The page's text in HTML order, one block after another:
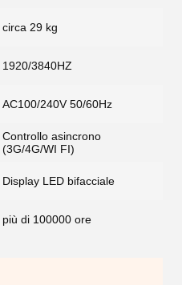
circa 29 kg
1920/3840HZ
AC100/240V 50/60Hz
Controllo asincrono
(3G/4G/WI FI)
Display LED bifacciale
più di 100000 ore